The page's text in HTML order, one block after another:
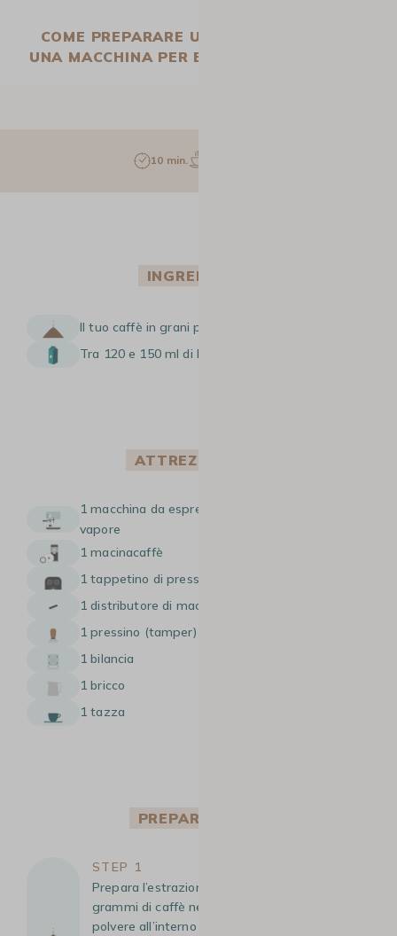
COME PREPARARE UN FLAT WHITE CON
UNA MACCHINA PER ESPRESSO MANUALE?
10 min.
INGREDIENTI
Il tuo caffè in grani preferito
Tra 120 e 150 ml di latte intero
ATTREZZATURA
1 macchina da espresso manuale con lancia
vapore
1 macinacaffè
1 tappetino di pressatura
1 distributore di macinato
1 pressino (tamper)
1 bilancia
1 bricco
1 tazza
PREPARAZIONE
STEP 1
Prepara l’estrazione del caffè. Macina 14
grammi di caffè nel portafiltro. Distribuisci la
polvere all’interno in modo uniforme,